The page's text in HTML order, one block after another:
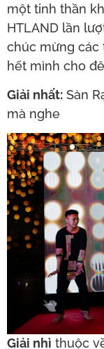
một tinh thần
HTLAND lần
chúc mừng các
hết mình cho
Giải nhất: Sàn
mà nghe
Giải nhì thuộc